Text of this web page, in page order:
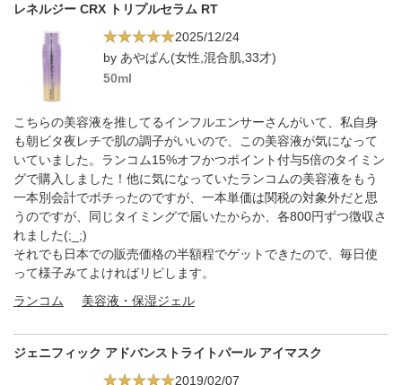
レネルジー CRX トリプルセラム RT
2025/12/24
by あやぱん(女性,混合肌,33才)
50ml
こちらの美容液を推してるインフルエンサーさんがいて、私自身
も朝ビタ夜レチで肌の調子がいいので、この美容液が気になって
いていました。ランコム15%オフかつポイント付与5倍のタイミン
グで購入しました！他に気になっていたランコムの美容液をもう
一本別会計でポチったのですが、一本単価は関税の対象外だと思
うのですが、同じタイミングで届いたからか、各800円ずつ徴収さ
れました(;_;)
それでも日本での販売価格の半額程でゲットできたので、毎日使
って様子みてよければリピします。
ランコム
美容液・保湿ジェル
ジェニフィック アドバンストライトパール アイマスク
2019/02/07